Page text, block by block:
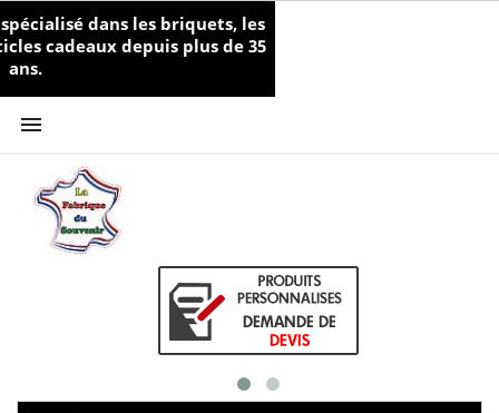
spécialisé dans les briquets, les
cadeaux depuis plus de 35
ans.
